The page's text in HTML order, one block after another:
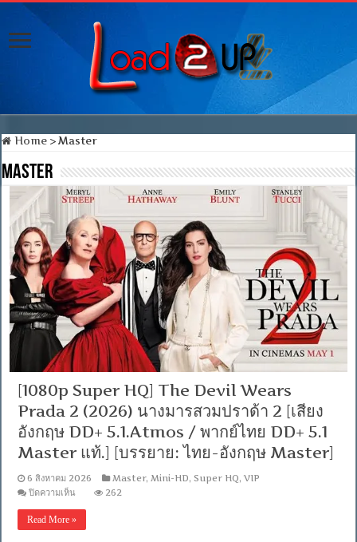
Home > Master
Master
[1080p Super HQ] The Devil Wears
Prada 2 (2026) นางมารสวมปราด้า 2 [เสียง
อังกฤษ DD+ 5.1.Atmos / พากย์ไทย DD+ 5.1
Master แท้.] [บรรยาย: ไทย-อังกฤษ Master]
6 สิงหาคม 2026 Master,Mini-HD,Super HQ,VIP
ปิดความเห็นบน
HQ]
262
Read More »